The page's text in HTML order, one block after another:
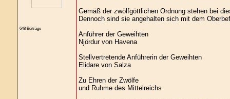
648 Beiträge
Gemäß der zwölfgöttlichen Ordnung stehen bei
Dennoch sind sie angehalten sich mit dem
Anführer der Geweihten
Njördur von Havena
Stellvertretende Anführerin der Geweihten
Elidare von Salza
Zu Ehren der Zwölfe
und Ruhme des Mittelreichs